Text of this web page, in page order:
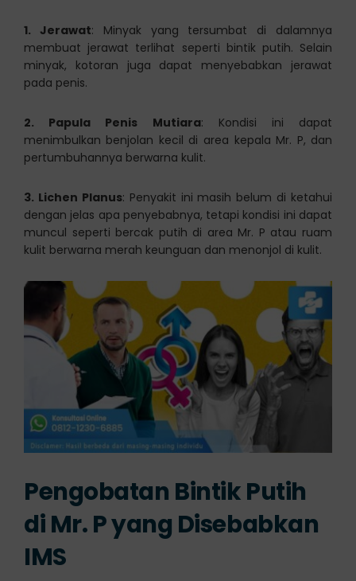
1. Jerawat: Minyak yang tersumbat di dalamnya
membuat jerawat terlihat seperti bintik putih. Selain
minyak, kotoran juga dapat menyebabkan jerawat
pada penis.
2. Papula Penis Mutiara: Kondisi ini dapat
menimbulkan benjolan kecil di area kepala Mr. P, dan
pertumbuhannya berwarna kulit.
3. Lichen Planus: Penyakit ini masih belum di ketahui
dengan jelas apa penyebabnya, tetapi kondisi ini dapat
muncul seperti bercak putih di area Mr. P atau ruam
kulit berwarna merah keunguan dan menonjol di kulit.
Pengobatan Bintik Putih
di Mr. P yang Disebabkan
IMS